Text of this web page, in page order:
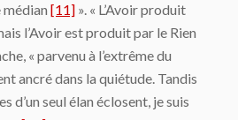
[11] ». « L’Avoir produit
l’Avoir est produit par le Rien
« parvenu à l’extrême du
ancré dans la quiétude. Tandis
d’un seul élan éclosent, je suis